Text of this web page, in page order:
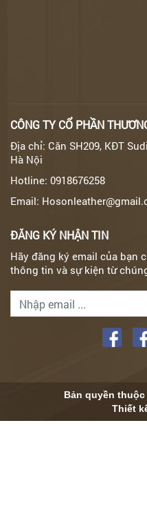
CÔNG TY CỔ PHẦN
Địa chỉ: Căn SH209, KĐT
Hà Nội
Hotline: 0918676258
Email:
ĐĂNG KÝ NHẬN TIN
Hãy đăng ký email của bạn
thông tin và sự kiện từ
Bản quyền thuộc
Thiết